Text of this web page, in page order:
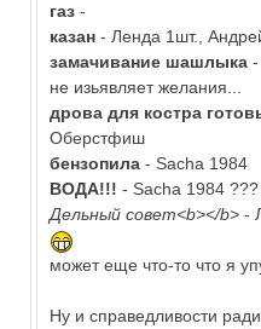
газ -
казан - Ленда 1шт.,
замачивание шашлыка -
не изьявляет желания...
дрова для костра
Оберстфиш
бензопила - Sacha 1984
ВОДА!!! - Sacha 1984 ???
Дельный совет<b></b> -
может еще что-то что я
Ну и справедливости